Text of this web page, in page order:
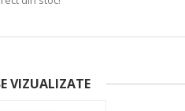
VIZUALIZATE